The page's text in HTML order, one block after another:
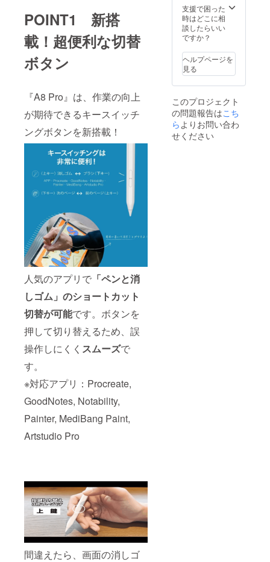
POINT1 新搭
載！超便利な切替
ボタン
『A8 Pro』は、作業の向上
が期待できるキースイッチ
ングボタンを新搭載！
人気のアプリで 「ペンと消
しゴム」のショートカット
切替が可能です。ボタンを
押して切り替えるため、誤
操作しにくく スムーズで
す。
※対応アプリ：Procreate,
GoodNotes, Notability,
Painter, MediBang Paint,
Artstudio Pro
間違えたら、画面の消しゴ
使用部
材の供
給状
況、製
上の都
合等に
より出
荷時期
る場合
があり
ます
支援で困った
時はどこに相
談したらいい
ですか？
ヘルプページを
見る
このプロジェクト
の問題報告はこち
ら よりお問い合わ
せください